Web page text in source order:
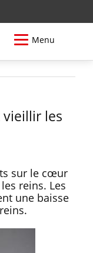
Menu
les
sur le cœur
reins. Les
une baisse